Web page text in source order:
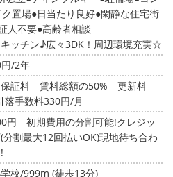
置場 日当たり良好 閑静な住宅街
人不要 高齢者相談
ッチン♪広々3DK！周辺環境充実☆
/2年
証料 賃料総額の50% 更新料
手数料330円/月
円
初期費用の分割可能!クレジッ
分割最大12回払いOK)現地待ち合わ
校/999m (徒歩13分)